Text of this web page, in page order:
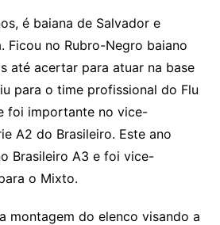
é baiana de Salvador e
Ficou no Rubro-Negro baiano
até acertar para atuar na base
para o time profissional do Flu
foi importante no vice-
A2 do Brasileiro. Este ano
Brasileiro A3 e foi vice-
o Mixto.
montagem do elenco visando a